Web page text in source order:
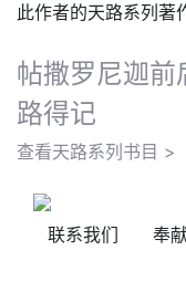
此作者的天路系列著
帖撒罗尼迦前
路得记
查看天路系列书目 >
联系我们 奉